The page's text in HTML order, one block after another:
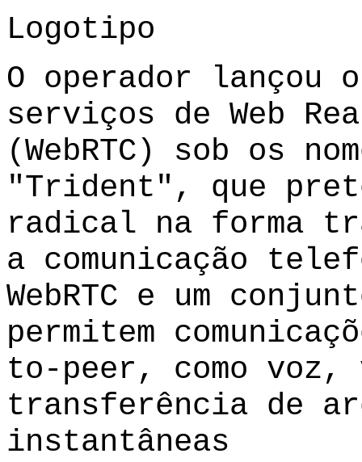
Logotipo
O operador lançou
serviços de Web
(WebRTC) sob os
"Trident", que
radical na forma
a comunicação
WebRTC e um
permitem
to-peer, como
transferência de
instantâneas